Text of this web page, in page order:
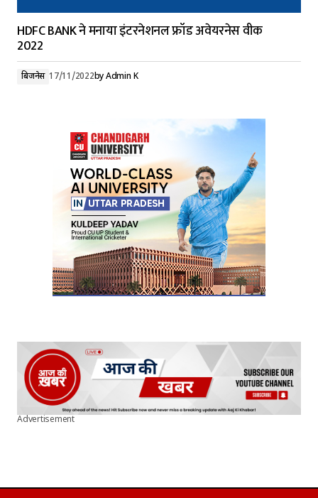
HDFC BANK ने मनाया इंटरनेशनल फ्रॉड अवेयरनेस वीक
2022
बिजनेस 17/11/2022byAdmin K
Advertisement